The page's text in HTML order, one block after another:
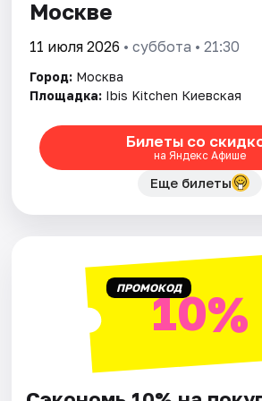
Москве
11 июля 2026 • суббота • 21:30
Город: Москва
Площадка: Ibis Kitchen Киевская
Билеты со
на Яндекс Афише
Еще билеты
ПРОМОКОД10%